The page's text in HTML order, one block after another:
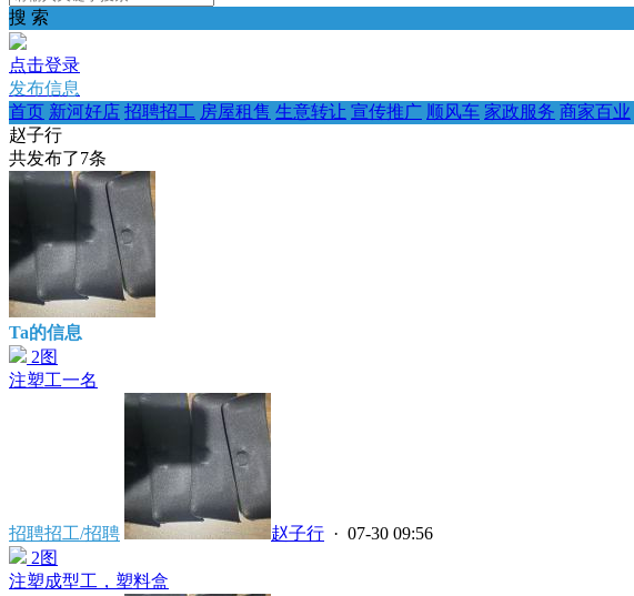
搜 索
点击登录
发布信息
首页 新河好店 招聘招工 房屋租售 生意转让 宣传推广 顺风车 家政服务 商家百业
赵子行
共发布了7条
Ta的信息
2图
注塑工一名
招聘招工/招聘 赵子行 · 07-30 09:56
2图
注塑成型工，塑料盒